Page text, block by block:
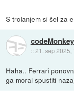
S trolanjem si šel za
codeMonkey
::21. sep 2025,
Haha.. Ferrari
ga moral spustiti